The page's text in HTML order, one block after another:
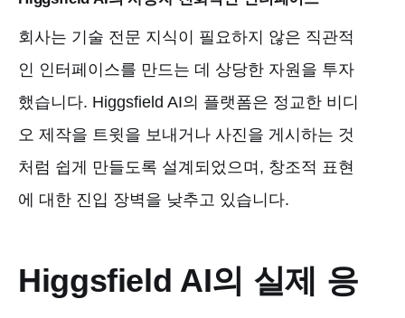
회사는 기술 전문 지식이 필요하지 않은 직관적
인 인터페이스를 만드는 데 상당한 자원을 투자
했습니다. Higgsfield AI의 플랫폼은 정교한 비디
오 제작을 트윗을 보내거나 사진을 게시하는 것
처럼 쉽게 만들도록 설계되었으며, 창조적 표현
에 대한 진입 장벽을 낮추고 있습니다.
Higgsfield AI의 실제 응